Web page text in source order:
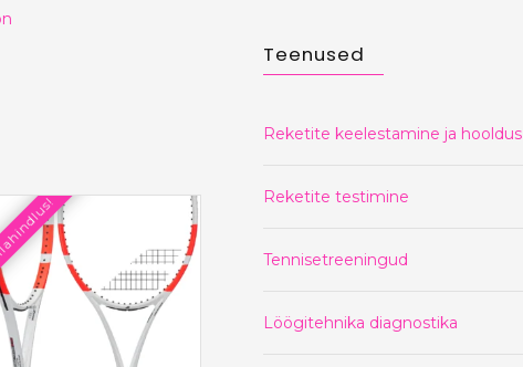
Teenused
Reketite keelestamine ja hooldus
Reketite testimine
Tennisetreeningud
Löögitehnika diagnostika